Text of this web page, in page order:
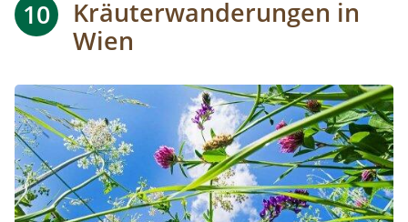
10
Kräuterwanderungen in
Wien
Image